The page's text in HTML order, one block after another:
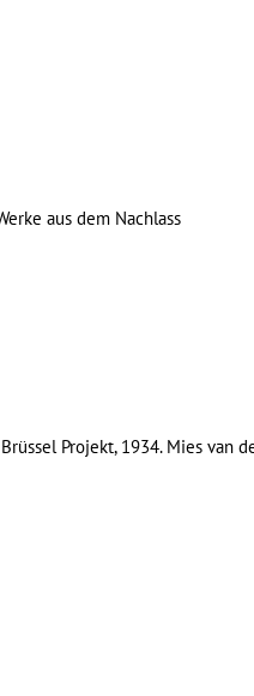
aus dem Nachlass
Projekt, 1934. Mies van